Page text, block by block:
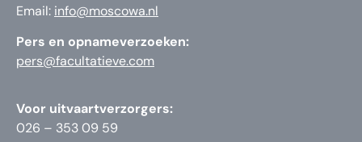
Email: info@moscowa.nl
Pers en opnameverzoeken:
pers@facultatieve.com
Voor uitvaartverzorgers:
026 – 353 09 59